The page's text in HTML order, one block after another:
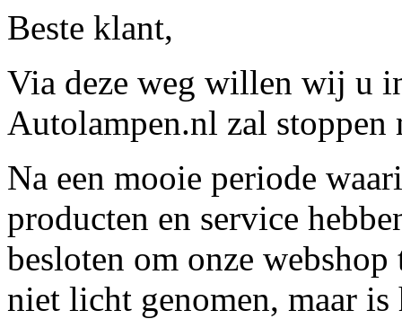
Beste klant,
Via deze weg willen wij u
Autolampen.nl zal stoppen
Na een mooie periode
producten en service
besloten om onze
niet licht genomen, maar